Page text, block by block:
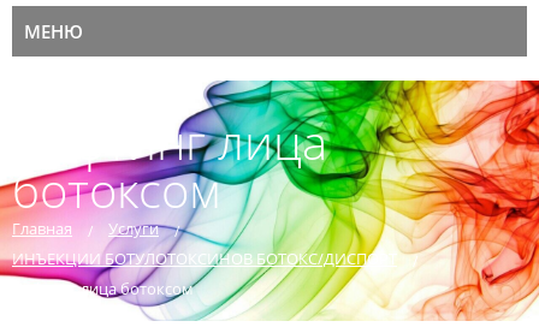
МЕНЮ
Лифтинг лица
ботоксом
Главная
Услуги
ИНЪЕКЦИИ БОТУЛОТОКСИНОВ БОТОКС/ДИСПОРТ
Лифтинг лица ботоксом